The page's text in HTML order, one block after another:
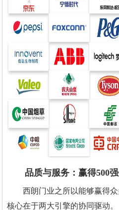
品质与服务：赢得500
西朗门业之所以能够赢得众
核心在于两大引擎的协同驱动。